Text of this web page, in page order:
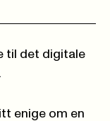
til det digitale
enige om en